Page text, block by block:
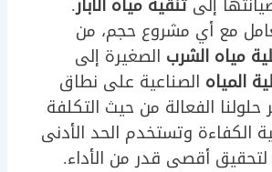
مع أي مشروع حجم، من
مياه الشرب الصغيرة إلى
المياه الصناعية على نطاق
الفعالة من حيث التكلفة
الكفاءة وتستخدم الحد الأدنى
أقصى قدر من الأداء.